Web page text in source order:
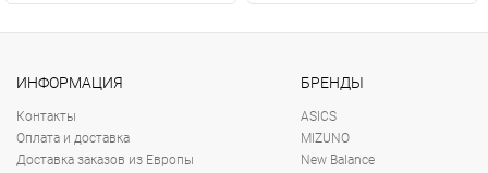
ИНФОРМАЦИЯ
Контакты
Оплата и доставка
Доставка заказов из Европы
БРЕНДЫ
ASICS
MIZUNO
New Balance